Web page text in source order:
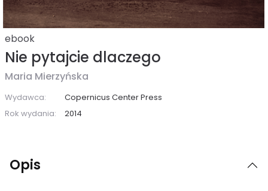
ebook
Nie pytajcie dlaczego
Maria Mierzyńska
Wydawca:
Copernicus Center Press
Rok wydania:
2014
Opis